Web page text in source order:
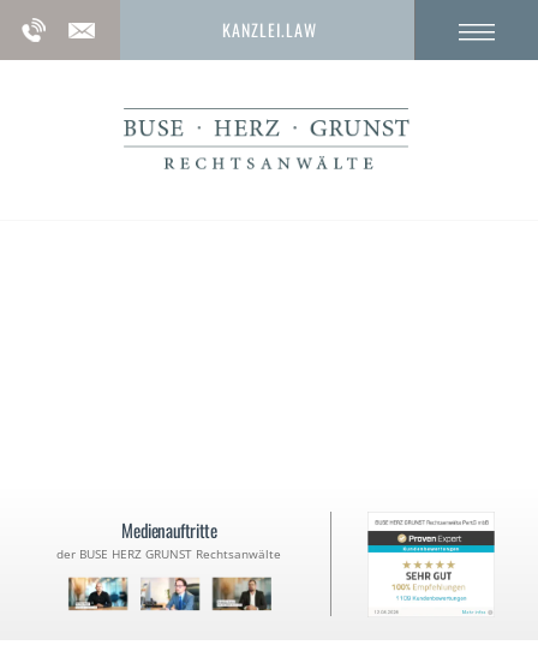
KANZLEI.LAW
Medienauftritte
der BUSE HERZ GRUNST Rechtsanwälte